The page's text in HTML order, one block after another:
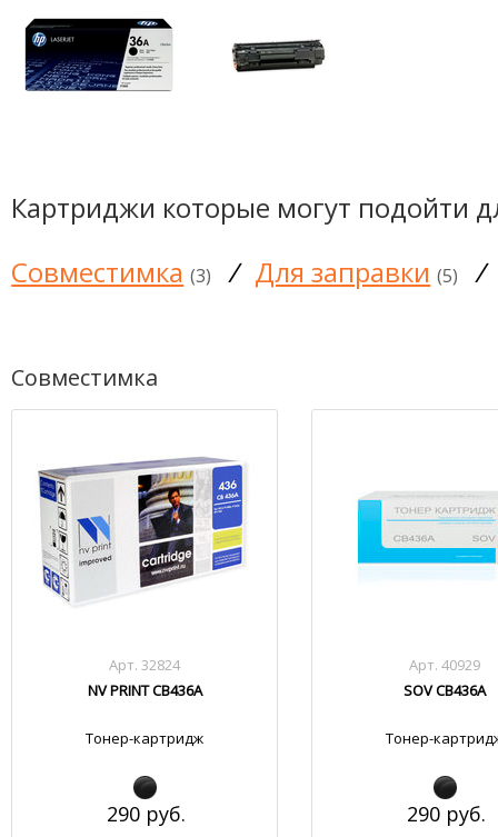
Картриджи которые могут подойти
Совместимка (3) / Для заправки (5) /
Совместимка
Арт. 32824
NV PRINT CB436A
Тонер-картридж
290 руб.
Арт. 40929
SOV CB436A
Тонер-
290 руб.